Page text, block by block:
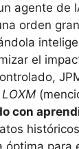
agente de
orden
el
LOXM
con